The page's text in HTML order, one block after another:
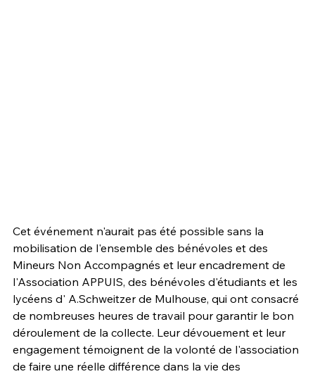
Cet événement n'aurait pas été possible sans la
mobilisation de l'ensemble des bénévoles et des
Mineurs Non Accompagnés et leur encadrement de
l'Association APPUIS, des bénévoles d'étudiants et les
lycéens d' A.Schweitzer de Mulhouse, qui ont consacré
de nombreuses heures de travail pour garantir le bon
déroulement de la collecte. Leur dévouement et leur
engagement témoignent de la volonté de l'association
de faire une réelle différence dans la vie des